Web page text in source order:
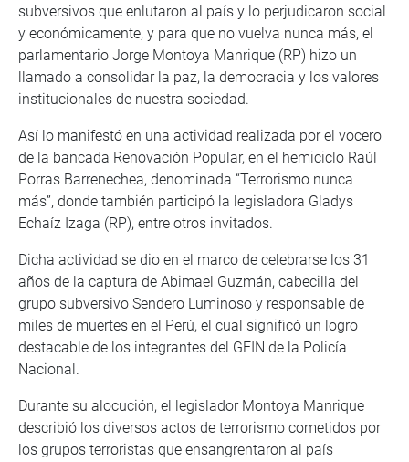
subversivos que enlutaron al país y lo perjudicaron social
y económicamente, y para que no vuelva nunca más, el
parlamentario Jorge Montoya Manrique (RP) hizo un
llamado a consolidar la paz, la democracia y los valores
institucionales de nuestra sociedad.
Así lo manifestó en una actividad realizada por el vocero
de la bancada Renovación Popular, en el hemiciclo Raúl
Porras Barrenechea, denominada “Terrorismo nunca
más”, donde también participó la legisladora Gladys
Echaíz Izaga (RP), entre otros invitados.
Dicha actividad se dio en el marco de celebrarse los 31
años de la captura de Abimael Guzmán, cabecilla del
grupo subversivo Sendero Luminoso y responsable de
miles de muertes en el Perú, el cual significó un logro
destacable de los integrantes del GEIN de la Policía
Nacional.
Durante su alocución, el legislador Montoya Manrique
describió los diversos actos de terrorismo cometidos por
los grupos terroristas que ensangrentaron al país